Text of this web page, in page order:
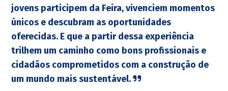
jovens participem da Feira, vivenciem momentos
únicos e descubram as oportunidades
oferecidas. E que a partir dessa experiência
trilhem um caminho como bons profissionais e
cidadãos comprometidos com a construção de
um mundo mais sustentável.